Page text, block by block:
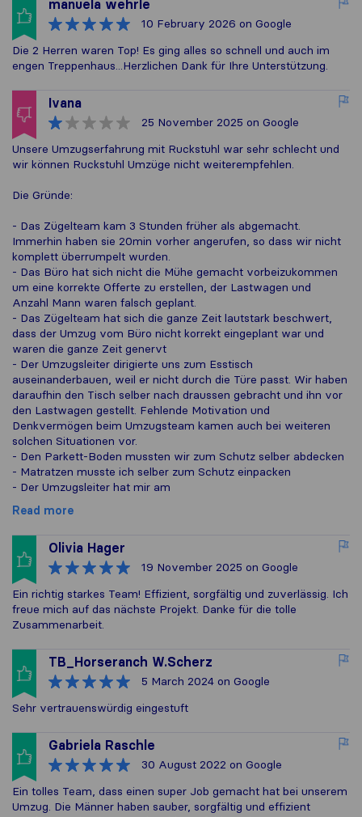
manuela wehrle
10 February 2026 on Google
Die 2 Herren waren Top! Es ging alles so schnell und auch im
engen Treppenhaus...Herzlichen Dank für Ihre Unterstützung.
Ivana
25 November 2025 on Google
Unsere Umzugserfahrung mit Ruckstuhl war sehr schlecht und
wir können Ruckstuhl Umzüge nicht weiterempfehlen.
Die Gründe:
- Das Zügelteam kam 3 Stunden früher als abgemacht.
Immerhin haben sie 20min vorher angerufen, so dass wir nicht
komplett überrumpelt wurden.
- Das Büro hat sich nicht die Mühe gemacht vorbeizukommen
um eine korrekte Offerte zu erstellen, der Lastwagen und
Anzahl Mann waren falsch geplant.
- Das Zügelteam hat sich die ganze Zeit lautstark beschwert,
dass der Umzug vom Büro nicht korrekt eingeplant war und
waren die ganze Zeit genervt
- Der Umzugsleiter dirigierte uns zum Esstisch
auseinanderbauen, weil er nicht durch die Türe passt. Wir haben
daraufhin den Tisch selber nach draussen gebracht und ihn vor
den Lastwagen gestellt. Fehlende Motivation und
Denkvermögen beim Umzugsteam kamen auch bei weiteren
solchen Situationen vor.
- Den Parkett-Boden mussten wir zum Schutz selber abdecken
- Matratzen musste ich selber zum Schutz einpacken
- Der Umzugsleiter hat mir am
Read more
Olivia Hager
19 November 2025 on Google
Ein richtig starkes Team! Effizient, sorgfältig und zuverlässig. Ich
freue mich auf das nächste Projekt. Danke für die tolle
Zusammenarbeit.
TB_Horseranch W.Scherz
5 March 2024 on Google
Sehr vertrauenswürdig eingestuft
Gabriela Raschle
30 August 2022 on Google
Ein tolles Team, dass einen super Job gemacht hat bei unserem
Umzug. Die Männer haben sauber, sorgfältig und effizient